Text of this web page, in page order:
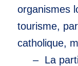
organismes
tourisme,
catholique,
– La